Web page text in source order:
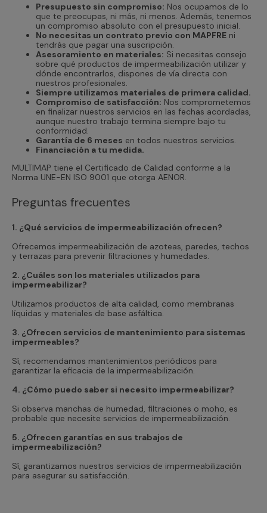
Presupuesto sin compromiso: Nos ocupamos de lo
que te preocupas, ni más, ni menos. Además, tenemos
un compromiso absoluto con el presupuesto inicial.
No necesitas un contrato previo con MAPFRE ni
tendrás que pagar una suscripción.
Asesoramiento en materiales: Si necesitas consejo
sobre qué productos de impermeabilización utilizar y
dónde encontrarlos, dispones de vía directa con
nuestros profesionales.
Siempre utilizamos materiales de primera calidad.
Compromiso de satisfacción: Nos comprometemos
en finalizar nuestros servicios en las fechas acordadas,
aunque nuestro trabajo termina siempre bajo tu
conformidad.
Garantía de 6 meses en todos nuestros servicios.
Financiación a tu medida.
MULTIMAP tiene el Certificado de Calidad conforme a la
Norma UNE-EN ISO 9001 que otorga AENOR.
Preguntas frecuentes
1. ¿Qué servicios de impermeabilización ofrecen?
Ofrecemos impermeabilización de azoteas, paredes, techos
y terrazas para prevenir filtraciones y humedades.
2. ¿Cuáles son los materiales utilizados para
impermeabilizar?
Utilizamos productos de alta calidad, como membranas
líquidas y materiales de base asfáltica.
3. ¿Ofrecen servicios de mantenimiento para sistemas
impermeables?
Sí, recomendamos mantenimientos periódicos para
garantizar la eficacia de la impermeabilización.
4. ¿Cómo puedo saber si necesito impermeabilizar?
Si observa manchas de humedad, filtraciones o moho, es
probable que necesite servicios de impermeabilización.
5. ¿Ofrecen garantías en sus trabajos de
impermeabilización?
Sí, garantizamos nuestros servicios de impermeabilización
para asegurar su satisfacción.